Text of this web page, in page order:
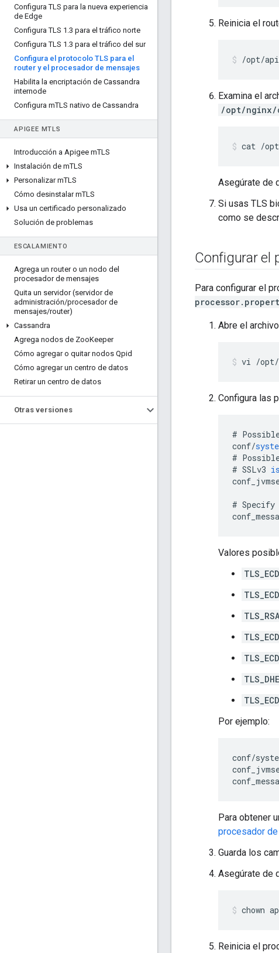
Configura TLS para la nueva experiencia
de Edge
Configura TLS 1 .3 para el tráfico norte
Configura TLS 1 .3 para el tráfico del sur
Configura el protocolo TLS para el
router y el procesador de mensajes
Habilita la encriptación de Cassandra
internode
Configura mTLS nativo de Cassandra
APIGEE MTLS
Introducción a Apigee mTLS
Instalación de mTLS
Personalizar mTLS
Cómo desinstalar mTLS
Usa un certificado personalizado
Solución de problemas
ESCALAMIENTO
Agrega un router o un nodo del
procesador de mensajes
Quita un servidor (servidor de
administración/procesador de
mensajes/router)
Cassandra
Agrega nodos de ZooKeeper
Cómo agregar o quitar nodos Qpid
Cómo agregar un centro de datos
Retirar un centro de datos
Otras versiones
Reinicia el
/opt/
Examina el
/opt/
cat /
Asegúrate de
Si usas TLS
como se
Configurar el
Para configurar el
Abre el archivo
vi /opt/
Configura las
#
conf/
#
# SSLv3 is
# Specify
Valores
Por ejemplo:
conf/
Para obtener
procesador
Guarda los
Asegúrate de
chown
Reinicia el